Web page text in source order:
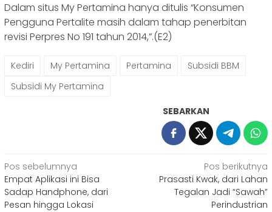
Dalam situs My Pertamina hanya ditulis “Konsumen
Pengguna Pertalite masih dalam tahap penerbitan
revisi Perpres No 191 tahun 2014,”.(E2)
Kediri My Pertamina Pertamina
Subsidi BBM
Subsidi My Pertamina
SEBARKAN
Navigasi
pos
Pos sebelumnya
Empat Aplikasi ini Bisa
Sadap Handphone, dari
Pesan hingga Lokasi
Pos berikutnya
Prasasti Kwak, dari Lahan
Tegalan Jadi “Sawah”
Perindustrian